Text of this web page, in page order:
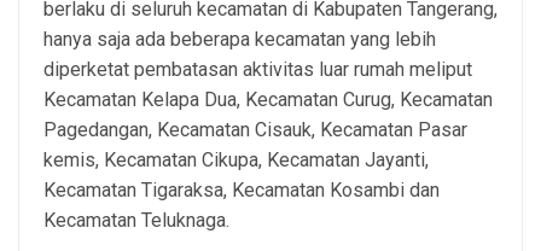
berlaku di seluruh kecamatan di Kabupaten Tangerang,
hanya saja ada beberapa kecamatan yang lebih
diperketat pembatasan aktivitas luar rumah meliput
Kecamatan Kelapa Dua, Kecamatan Curug, Kecamatan
Pagedangan, Kecamatan Cisauk, Kecamatan Pasar
kemis, Kecamatan Cikupa, Kecamatan Jayanti,
Kecamatan Tigaraksa, Kecamatan Kosambi dan
Kecamatan Teluknaga.